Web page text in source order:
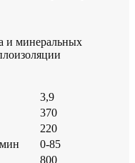
и минеральных
3,9
370
220
0-85
800